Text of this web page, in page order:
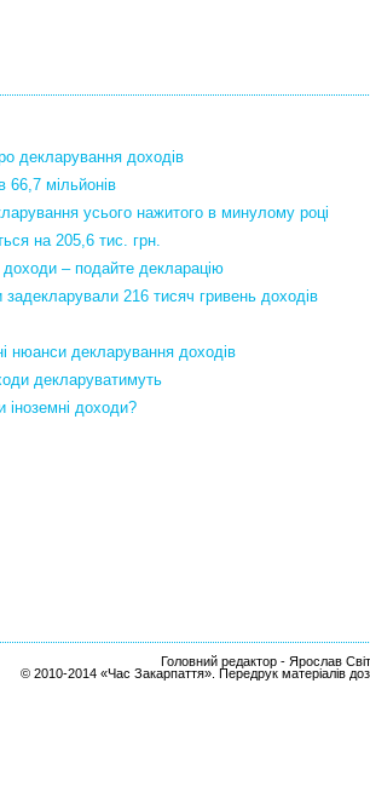
декларування доходів
66,7 мільйонів
усього нажитого в минулому році
на 205,6 тис. грн.
– подайте декларацію
216 тисяч гривень доходів
нюанси декларування доходів
декларуватимуть
іноземні доходи?
Головний редактор - Ярослав
© 2010-2014 «Час Закарпаття». Передрук матеріалів